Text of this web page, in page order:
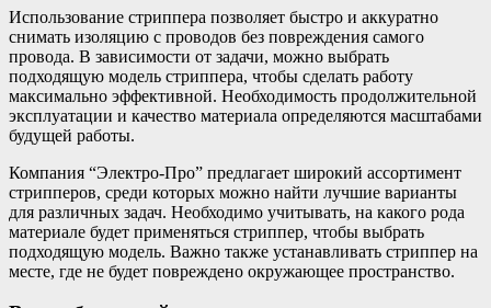
Использование стриппера позволяет быстро и аккуратно
снимать изоляцию с проводов без повреждения самого
провода. В зависимости от задачи, можно выбрать
подходящую модель стриппера, чтобы сделать работу
максимально эффективной. Необходимость продолжительной
эксплуатации и качество материала определяются масштабами
будущей работы.
Компания “Электро-Про” предлагает широкий ассортимент
стрипперов, среди которых можно найти лучшие варианты
для различных задач. Необходимо учитывать, на какого рода
материале будет применяться стриппер, чтобы выбрать
подходящую модель. Важно также устанавливать стриппер на
месте, где не будет повреждено окружающее пространство.